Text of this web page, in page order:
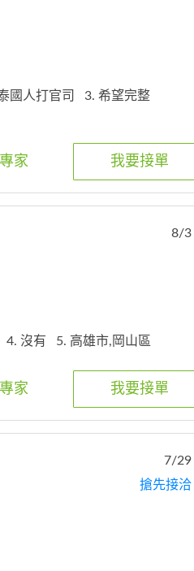
國人打官司
3. 希望完整
我要接單
家
8/3
4. 沒有 5. 高雄市,岡山區
我要接單
家
7/29
搶先接洽